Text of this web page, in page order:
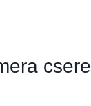
csere